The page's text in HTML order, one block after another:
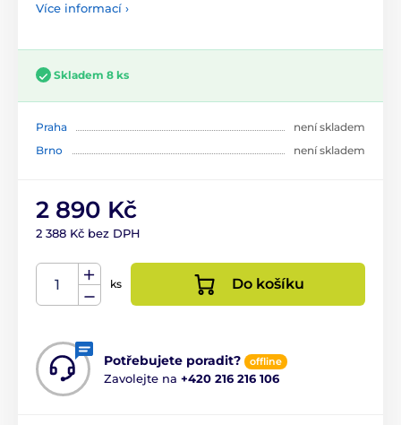
Více informací ›
Skladem 8 ks
Praha
není skladem
Brno
není skladem
2 890 Kč
2 388 Kč bez DPH
ks Do košíku
Potřebujete poradit? offline
Zavolejte na +420 216 216 106